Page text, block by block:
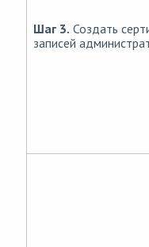
Шаг 3. Создать
записей